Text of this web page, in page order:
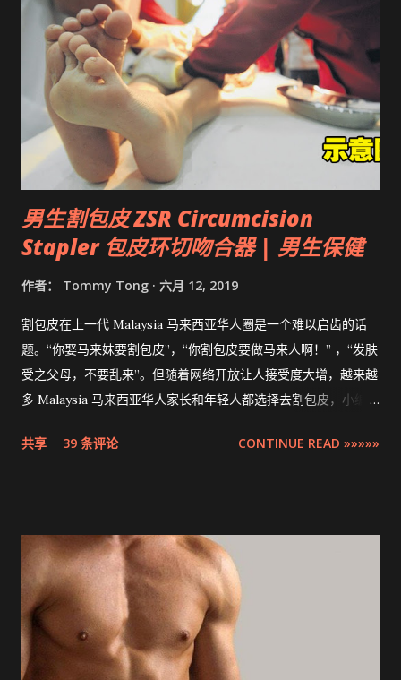
男生割包皮 ZSR Circumcision
Stapler 包皮环切吻合器 | 男生保健
作者： Tommy Tong 六月 12, 2019
割包皮在上一代 Malaysia 马来西亚华人圈是一个难以启齿的话
题。“你娶马来妹要割包皮”，“你割包皮要做马来人啊！” ，“发肤
受之父母，不要乱来”。但随着网络开放让人接受度大增，越来越
多 Malaysia 马来西亚华人家长和年轻人都选择去割包皮，小编多
的是最先进，零出血，零缝针，15分钟快速完成的 ZSR
共享 39 条评论 CONTINUE READ »»»»»